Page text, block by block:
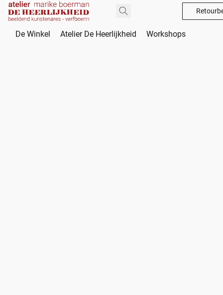
De Winkel Atelier De Heerlijkheid Workshops